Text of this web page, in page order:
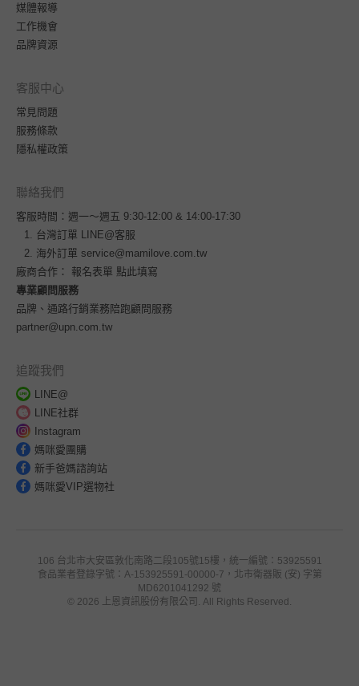
媒體報導
工作機會
品牌資源
客服中心
常見問題
服務條款
隱私權政策
聯絡我們
客服時間：週一～週五 9:30-12:00 & 14:00-17:30
台灣訂單
LINE@客服
海外訂單 service@mamilove.com.tw
廠商合作： 報名表單 點此填寫
專業顧問服務
品牌、通路行銷業務陪跑顧問服務
partner@upn.com.tw
追蹤我們
LINE@
LINE社群
Instagram
媽咪愛團購
新手爸媽諮詢站
媽咪愛VIP選物社
106 台北市大安區敦化南路二段105號15樓，統一編號：53925591
食品業者登錄字號：A-153925591-00000-7，北市衛器販 (安) 字第
MD6201041292 號
© 2026 上恩資訊股份有限公司. All Rights Reserved.